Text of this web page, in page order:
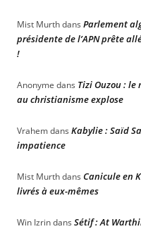
Mist Murthdans Parlement
présidente de l’APN prête
!
Anonyme dans Tizi Ouzou : le
au christianisme explose
Vrahemdans Kabylie : Saïd
impatience
Mist Murthdans Canicule en
livrés à eux-mêmes
Win Izrindans Sétif : At